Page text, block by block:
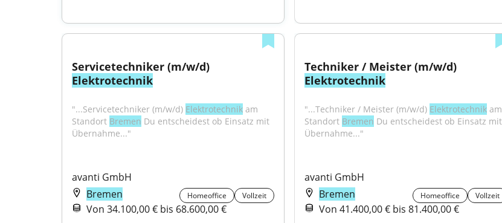
Elektrotechnik
"...Servicetechniker (m/w/d) Elektrotechnik am
Standort Bremen Du entscheidest ob Einsatz mit
Übernahme..."
avanti GmbH
Bremen
Homeoffice Vollzeit
Von 34.100,00 € bis 68.600,00 €
Elektrotechnik
"...Techniker / Meister (m/w/d) Elektrotechnik am
Standort Bremen Du entscheidest ob Einsatz mit
Übernahme..."
avanti GmbH
Bremen
Homeoffice Vollzeit
Von 41.400,00 € bis 81.400,00 €